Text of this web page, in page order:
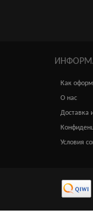
Как
О нас
Доставка
Условия